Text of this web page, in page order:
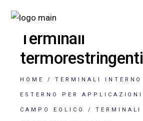
Terminali
termorestringenti
HOME TERMINALI
ESTERNO PER
CAMPO EOLICO TERMINALI